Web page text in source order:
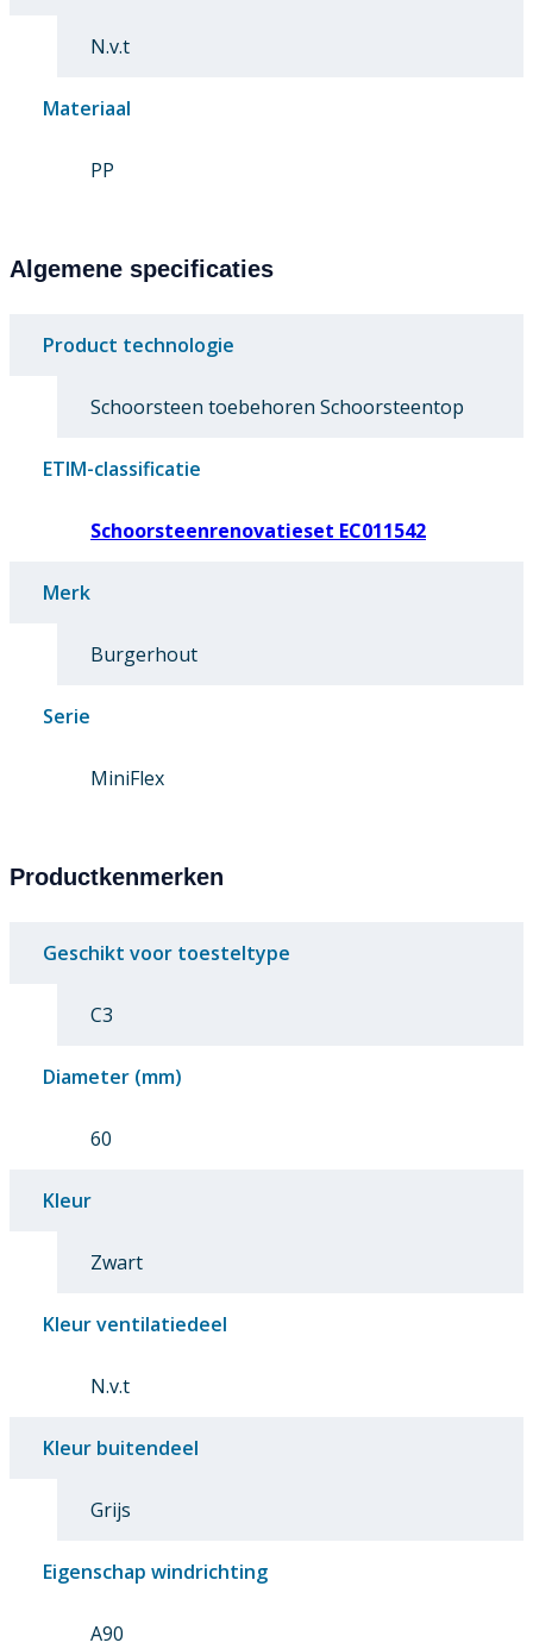
N.v.t
Materiaal
PP
Algemene specificaties
Product technologie
Schoorsteen toebehoren Schoorsteentop
ETIM-classificatie
Schoorsteenrenovatieset EC011542
Merk
Burgerhout
Serie
MiniFlex
Productkenmerken
Geschikt voor toesteltype
C3
Diameter (mm)
60
Kleur
Zwart
Kleur ventilatiedeel
N.v.t
Kleur buitendeel
Grijs
Eigenschap windrichting
A90